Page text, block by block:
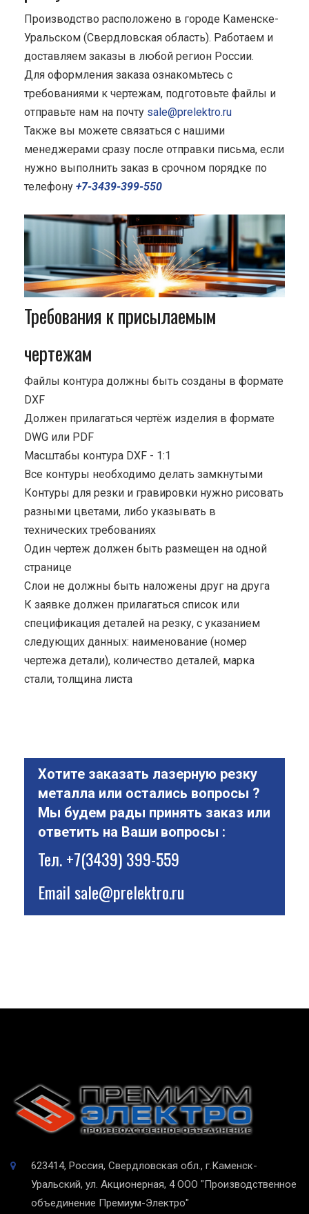
Производство расположено в городе Каменске-
Уральском (Свердловская область). Работаем и
доставляем заказы в любой регион России.
Для оформления заказа ознакомьтесь с
требованиями к чертежам, подготовьте файлы и
отправьте нам на почту sale@prelektro.ru
Также вы можете связаться с нашими
менеджерами сразу после отправки письма, если
нужно выполнить заказ в срочном порядке по
телефону +7-3439-399-550
Требования к присылаемым
чертежам
Файлы контура должны быть созданы в формате
DXF
Должен прилагаться чертёж изделия в формате
DWG или PDF
Масштабы контура DXF - 1:1
Все контуры необходимо делать замкнутыми
Контуры для резки и гравировки нужно рисовать
разными цветами, либо указывать в
технических требованиях
Один чертеж должен быть размещен на одной
странице
Cлои не должны быть наложены друг на друга
К заявке должен прилагаться список или
спецификация деталей на резку, с указанием
следующих данных: наименование (номер
чертежа детали), количество деталей, марка
стали, толщина листа
Хотите заказать лазерную резку
металла или остались вопросы ?
Мы будем рады принять заказ или
ответить на Ваши вопросы :
Тел.+7(3439) 399-559
Emailsale@prelektro.ru
623414, Россия, Свердловская обл., г.Каменск-
Уральский, ул. Акционерная, 4 ООО "Производственное
объединение Премиум-Электро"